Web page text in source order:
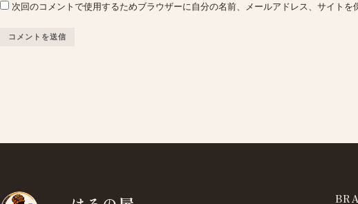
次回のコメントで使用するためブラウザーに自分の名前、メールアドレス、サイトを